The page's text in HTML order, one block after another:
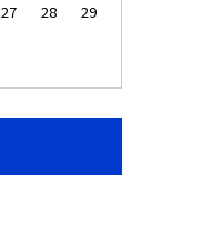
27 28
29